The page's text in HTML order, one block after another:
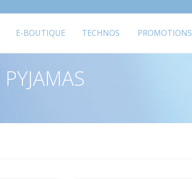
E-BOUTIQUE TECHNOS PROMOTIONS